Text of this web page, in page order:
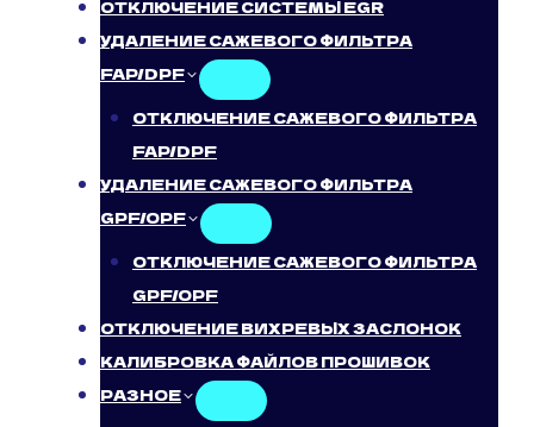
ОТКЛЮЧЕНИЕ СИСТЕМЫ EGR
УДАЛЕНИЕ САЖЕВОГО ФИЛЬТРА
FAP/DPF
ОТКЛЮЧЕНИЕ САЖЕВОГО ФИЛЬТРА
FAP/DPF
УДАЛЕНИЕ САЖЕВОГО ФИЛЬТРА
GPF/OPF
ОТКЛЮЧЕНИЕ САЖЕВОГО ФИЛЬТРА
GPF/OPF
ОТКЛЮЧЕНИЕ ВИХРЕВЫХ ЗАСЛОНОК
КАЛИБРОВКА ФАЙЛОВ ПРОШИВОК
РАЗНОЕ